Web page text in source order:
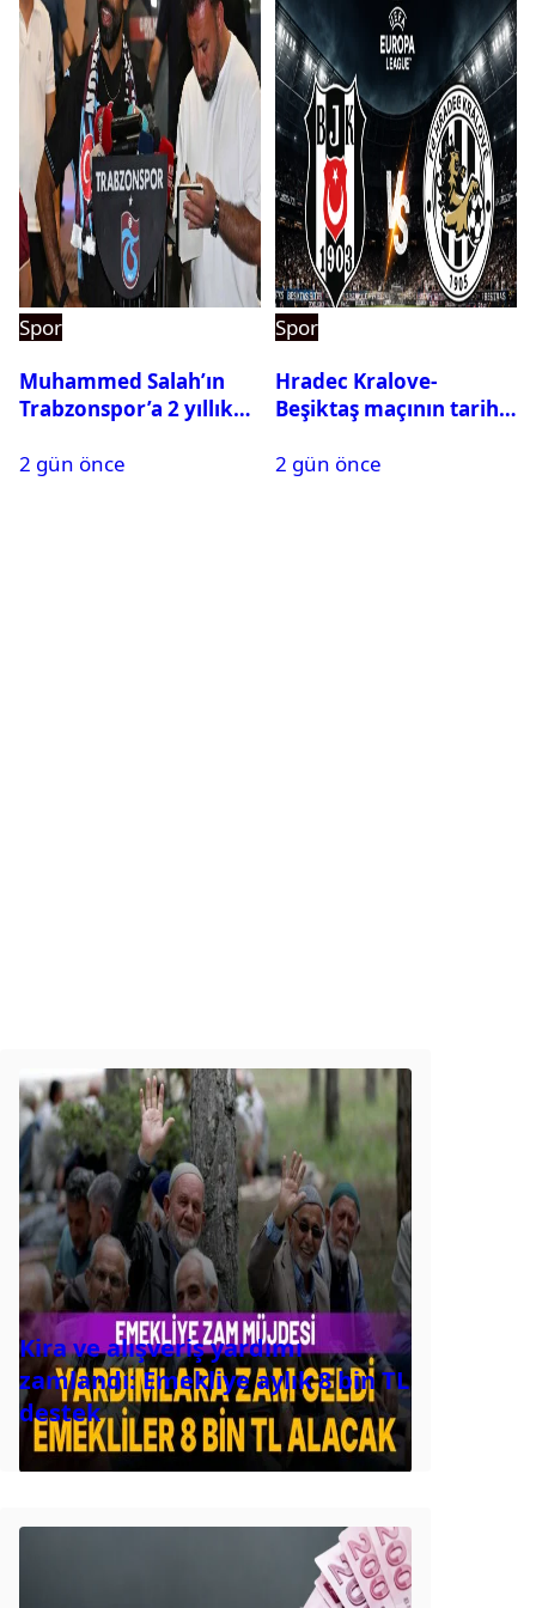
Spor
Muhammed Salah’ın
Trabzonspor’a 2 yıllık
2 gün önce
Spor
Hradec Kralove-
Beşiktaş maçının tarihi
2 gün önce
Kira ve alışveriş yardımı
zamlandı: Emekliye aylık 8 bin TL
destek